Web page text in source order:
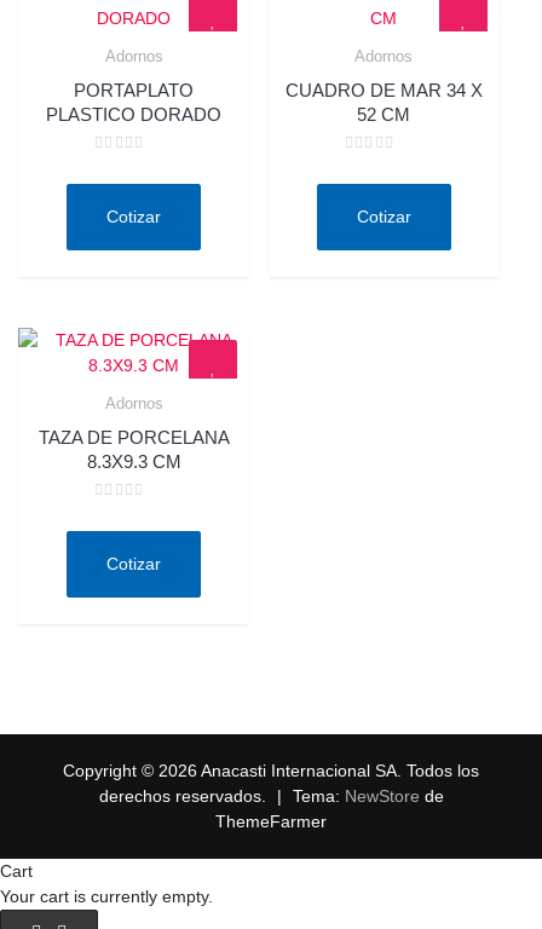
Adornos
PORTAPLATO
PLASTICO DORADO
deCotizar
Adornos
CUADRO DE MAR 34 X
52 CM
deCotizar
Adornos
TAZA DE PORCELANA
8.3X9.3 CM
deCotizar
Copyright © 2026 Anacasti Internacional SA. Todos los
derechos reservados.
| Tema: NewStore de
ThemeFarmer
Cart
Your cart is currently empty.